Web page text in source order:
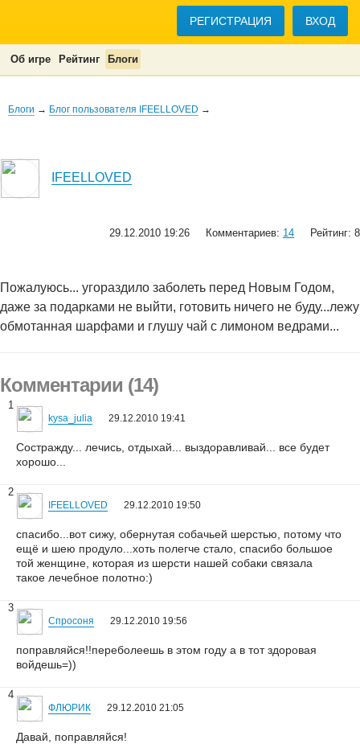
РЕГИСТРАЦИЯ ВХОД
Об игре Рейтинг Блоги
Блоги → Блог пользователя IFEELLOVED →
IFEELLOVED
29.12.2010 19:26 Комментариев: 14 Рейтинг: 8
Пожалуюсь... угораздило заболеть перед Новым Годом,
даже за подарками не выйти, готовить ничего не буду...лежу
обмотанная шарфами и глушу чай с лимоном ведрами...
Комментарии (14)
1
kysa_julia 29.12.2010 19:41
Состражду... лечись, отдыхай... выздоравливай... все будет
хорошо...
2
IFEELLOVED 29.12.2010 19:50
спасибо...вот сижу, обернутая собачьей шерстью, потому что
ещё и шею продуло...хоть полегче стало, спасибо большое
той женщине, которая из шерсти нашей собаки связала
такое лечебное полотно:)
3
Спросоня 29.12.2010 19:56
поправляйся!!переболеешь в этом году а в тот здоровая
войдешь=))
4
ФЛЮРИК 29.12.2010 21:05
Давай, поправляйся!